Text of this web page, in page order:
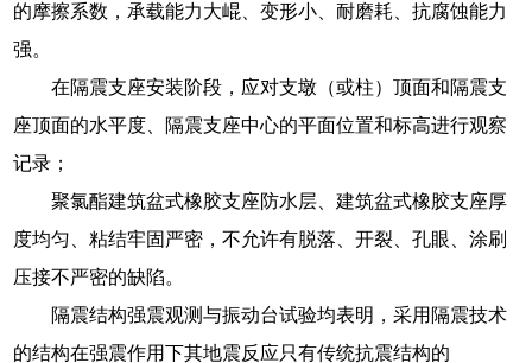
的摩擦系数，承载能力大崐、变形小、耐磨耗、抗腐蚀能力
强。
在隔震支座安装阶段，应对支墩（或柱）顶面和隔震支
座顶面的水平度、隔震支座中心的平面位置和标高进行观察
记录；
聚氯酯建筑盆式橡胶支座防水层、建筑盆式橡胶支座厚
度均匀、粘结牢固严密，不允许有脱落、开裂、孔眼、涂刷
压接不严密的缺陷。
隔震结构强震观测与振动台试验均表明，采用隔震技术
的结构在强震作用下其地震反应只有传统抗震结构的